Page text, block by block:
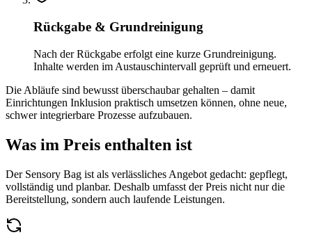
Rückgabe & Grundreinigung
Nach der Rückgabe erfolgt eine kurze Grundreinigung.
Inhalte werden im Austauschintervall geprüft und erneuert.
Die Abläufe sind bewusst überschaubar gehalten – damit
Einrichtungen Inklusion praktisch umsetzen können, ohne neue,
schwer integrierbare Prozesse aufzubauen.
Was im Preis enthalten ist
Der Sensory Bag ist als verlässliches Angebot gedacht: gepflegt,
vollständig und planbar. Deshalb umfasst der Preis nicht nur die
Bereitstellung, sondern auch laufende Leistungen.